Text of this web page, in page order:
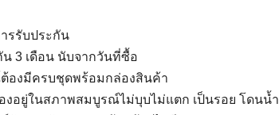
รรับประกัน
น 3 เดือน นับจากวันที่ซื้อ
องมีครบชุดพร้อมกล่องสินค้า
งอยู่ในสภาพสมบูรณ์ไม่บุบไม่แตก เป็นรอย โดนน้ำ